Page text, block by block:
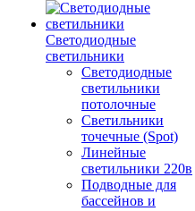
Светодиодные
светильники
Светодиодные
светильники
потолочные
Светильники
точечные (Spot)
Линейные
светильники 220в
Подводные для
бассейнов и